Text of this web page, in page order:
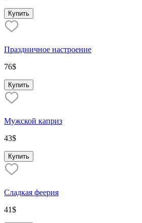
Купить
Праздничное настроение
76$
Купить
Мужской каприз
43$
Купить
Сладкая феерия
41$